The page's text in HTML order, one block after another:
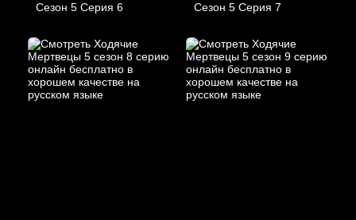
Сезон 5 Серия 6 Сезон 5 Серия 7